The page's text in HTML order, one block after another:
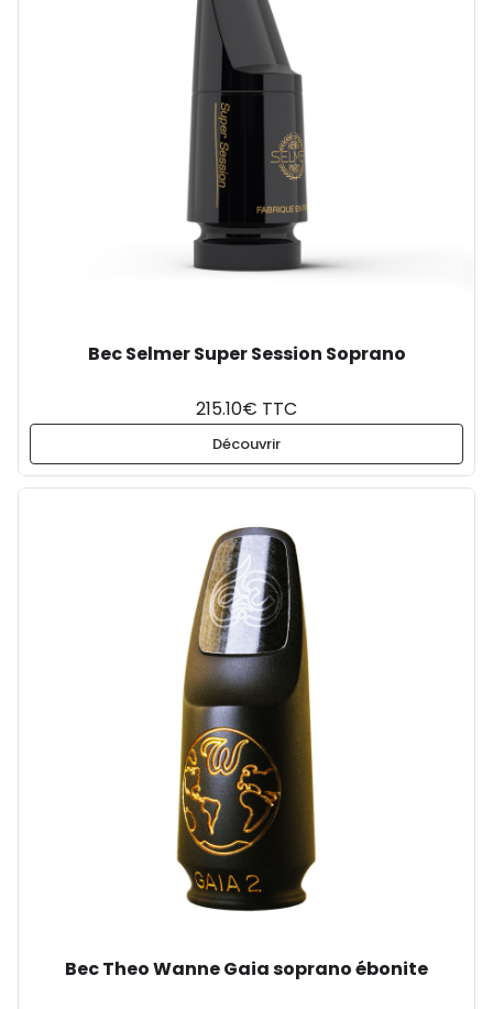
Bec Selmer Super Session Soprano
215.10€ TTC
Découvrir
Bec Theo Wanne Gaia soprano ébonite